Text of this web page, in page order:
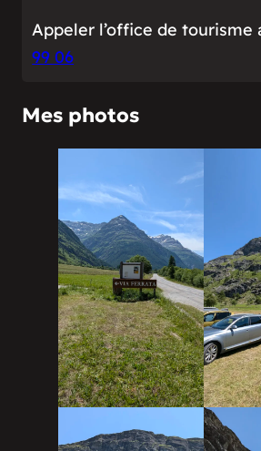
Appeler l’office de tourisme
99 06
Mes photos